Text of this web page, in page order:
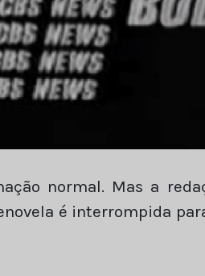
normal. Mas a
é interrompida